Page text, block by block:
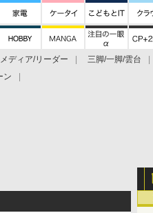
メディア/リーダー 三脚/一脚/雲台
ン